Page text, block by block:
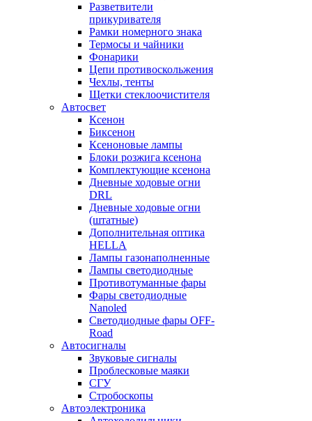
Разветвители
прикуривателя
Рамки номерного знака
Термосы и чайники
Фонарики
Цепи противоскольжения
Чехлы, тенты
Щетки стеклоочистителя
Автосвет
Ксенон
Биксенон
Ксеноновые лампы
Блоки розжига ксенона
Комплектующие ксенона
Дневные ходовые огни
DRL
Дневные ходовые огни
(штатные)
Дополнительная оптика
HELLA
Лампы газонаполненные
Лампы светодиодные
Противотуманные фары
Фары светодиодные
Nanoled
Светодиодные фары OFF-
Road
Автосигналы
Звуковые сигналы
Проблесковые маяки
СГУ
Стробоскопы
Автоэлектроника